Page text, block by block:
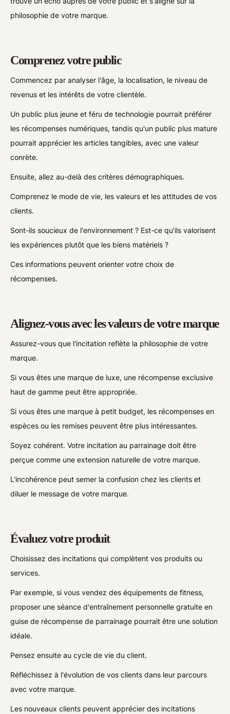
philosophie de votre marque.
Comprenez votre public
Commencez par analyser l'âge, la localisation, le niveau de
revenus et les intérêts de votre clientèle.
Un public plus jeune et féru de technologie pourrait préférer
les récompenses numériques, tandis qu'un public plus mature
pourrait apprécier les articles tangibles, avec une valeur
conrète.
Ensuite, allez au-delà des critères démographiques.
Comprenez le mode de vie, les valeurs et les attitudes de vos
clients.
Sont-ils soucieux de l'environnement ? Est-ce qu'ils valorisent
les expériences plutôt que les biens matériels ?
Ces informations peuvent orienter votre choix de
récompenses.
Alignez-vous avec les valeurs de votre marque
Assurez-vous que l'incitation reflète la philosophie de votre
marque.
Si vous êtes une marque de luxe, une récompense exclusive
haut de gamme peut être appropriée.
Si vous êtes une marque à petit budget, les récompenses en
espèces ou les remises peuvent être plus intéressantes.
Soyez cohérent. Votre incitation au parrainage doit être
perçue comme une extension naturelle de votre marque.
L'incohérence peut semer la confusion chez les clients et
diluer le message de votre marque.
Évaluez votre produit
Choisissez des incitations qui complètent vos produits ou
services.
Par exemple, si vous vendez des équipements de fitness,
proposer une séance d'entraînement personnelle gratuite en
guise de récompense de parrainage pourrait être une solution
idéale.
Pensez ensuite au cycle de vie du client.
Réfléchissez à l'évolution de vos clients dans leur parcours
avec votre marque.
Les nouveaux clients peuvent apprécier des incitations